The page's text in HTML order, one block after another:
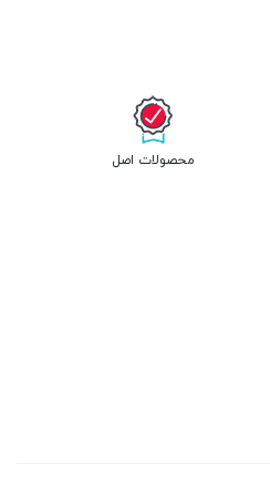
محصولات اصل